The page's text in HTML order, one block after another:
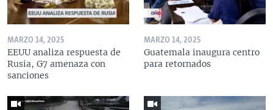
MARZO 14, 2025
EEUU analiza respuesta de
Rusia, G7 amenaza con
sanciones
MARZO 14, 2025
Guatemala inaugura centro
para retornados